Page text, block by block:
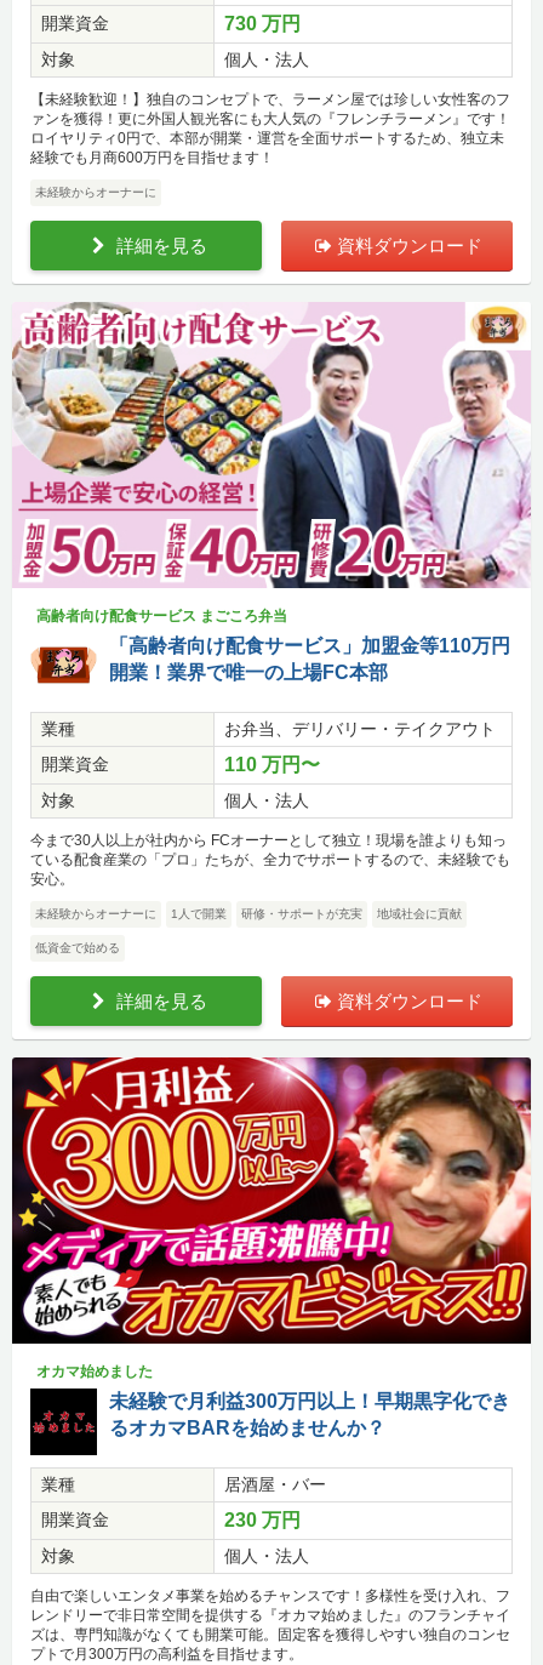
開業資金
730 万円
対象 個人・法人
【未経験歓迎！】独自のコンセプトで、ラーメン屋では珍しい女性客のフ
ァンを獲得！更に外国人観光客にも大人気の『フレンチラーメン』です！
ロイヤリティ0円で、本部が開業・運営を全面サポートするため、独立未
経験でも月商600万円を目指せます！
未経験からオーナーに
詳細を見る 資料ダウンロード
高齢者向け配食サービス まごころ弁当
「高齢者向け配食サービス」加盟金等110万円
開業！業界で唯一の上場FC本部
業種
お弁当、デリバリー・テイクアウト
開業資金
110 万円〜
対象 個人・法人
今まで30人以上が社内から FCオーナーとして独立！現場を誰よりも知っ
ている配食産業の「プロ」たちが、全力でサポートするので、未経験でも
安心。
未経験からオーナーに 1人で開業 研修・サポートが充実 地域社会に貢献
低資金で始める
詳細を見る 資料ダウンロード
オカマ始めました
未経験で月利益300万円以上！早期黒字化でき
るオカマBARを始めませんか？
業種
居酒屋・バー
開業資金
230 万円
対象 個人・法人
自由で楽しいエンタメ事業を始めるチャンスです！多様性を受け入れ、フ
レンドリーで非日常空間を提供する『オカマ始めました』のフランチャイ
ズは、専門知識がなくても開業可能。固定客を獲得しやすい独自のコンセ
プトで月300万円の高利益を目指せます。